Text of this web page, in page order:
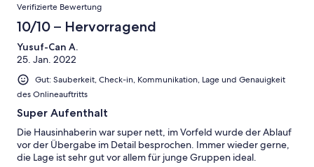
Verifizierte Bewertung
10/10 – Hervorragend
Yusuf-Can A.
25. Jan. 2022
Gut: Sauberkeit, Check-in, Kommunikation, Lage und Genauigkeit
des Onlineauftritts
Super Aufenthalt
Die Hausinhaberin war super nett, im Vorfeld wurde der Ablauf
vor der Übergabe im Detail besprochen. Immer wieder gerne,
die Lage ist sehr gut vor allem für junge Gruppen ideal.